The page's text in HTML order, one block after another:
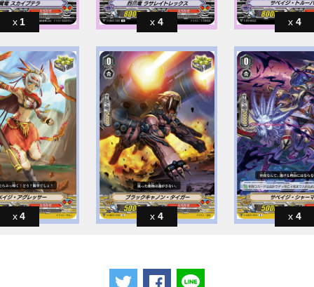
1 4 4
4 4 4
ツイートするFacebookでシェアする